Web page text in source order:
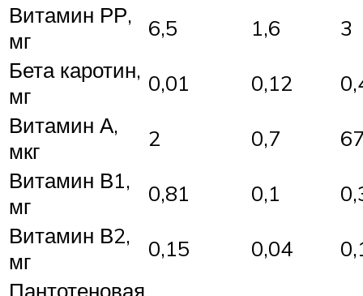
Витамин РР,
мг
6,5 1,6
3
Бета каротин,
мг
0,01 0,12
Витамин А,
мкг
2 0,7
Витамин В1,
мг
0,81 0,1
Витамин В2,
мг
0,15 0,04
Пантотеновая